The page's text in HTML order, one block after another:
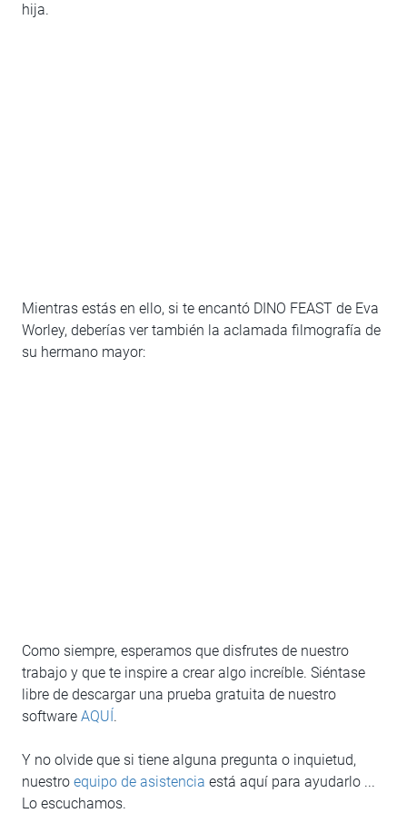
hija.
Mientras estás en ello, si te encantó DINO FEAST de Eva
Worley, deberías ver también la aclamada filmografía de
su hermano mayor:
Como siempre, esperamos que disfrutes de nuestro
trabajo y que te inspire a crear algo increíble. Siéntase
libre de descargar una prueba gratuita de nuestro
software AQUÍ.
Y no olvide que si tiene alguna pregunta o inquietud,
nuestro equipo de asistencia está aquí para ayudarlo ...
Lo escuchamos.